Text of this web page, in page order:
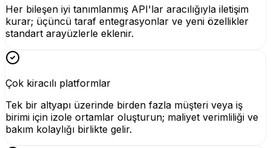
Her bileşen iyi tanımlanmış API'lar aracılığıyla iletişim
kurar; üçüncü taraf entegrasyonlar ve yeni özellikler
standart arayüzlerle eklenir.
Çok kiracılı platformlar
Tek bir altyapı üzerinde birden fazla müşteri veya iş
birimi için izole ortamlar oluşturun; maliyet verimliliği ve
bakım kolaylığı birlikte gelir.